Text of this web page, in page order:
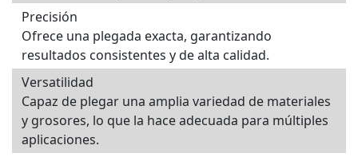
Precisión
Ofrece una plegada exacta, garantizando
resultados consistentes y de alta calidad.
Versatilidad
Capaz de plegar una amplia variedad de materiales
y grosores, lo que la hace adecuada para múltiples
aplicaciones.